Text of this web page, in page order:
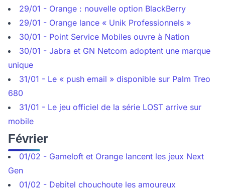
29/01 - Orange : nouvelle option BlackBerry
29/01 - Orange lance « Unik Professionnels »
30/01 - Point Service Mobiles ouvre à Nation
30/01 - Jabra et GN Netcom adoptent une marque
unique
31/01 - Le « push email » disponible sur Palm Treo
680
31/01 - Le jeu officiel de la série LOST arrive sur
mobile
Février
01/02 - Gameloft et Orange lancent les jeux Next
Gen
01/02 - Debitel chouchoute les amoureux